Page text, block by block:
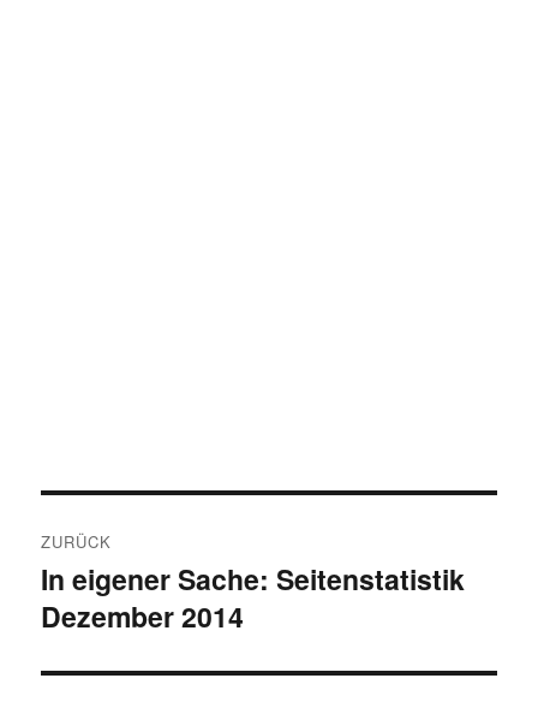
ZURÜCK
Vorheriger
Beitrag:
In eigener Sache: Seitenstatistik
Dezember 2014